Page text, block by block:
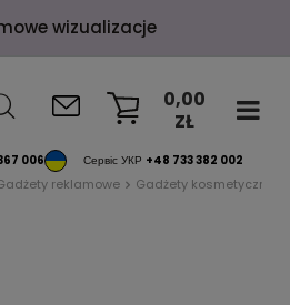
wizualizacje
006 Сервіс УКР +48 733 382 002
0,00
ZŁ
reklamowe Gadżety kosmetyczne i